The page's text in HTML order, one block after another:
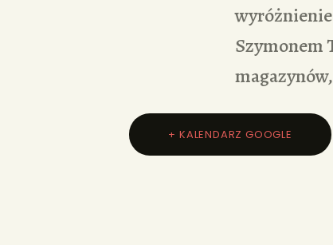
Szymonem
+ KALENDARZ GOOGLE